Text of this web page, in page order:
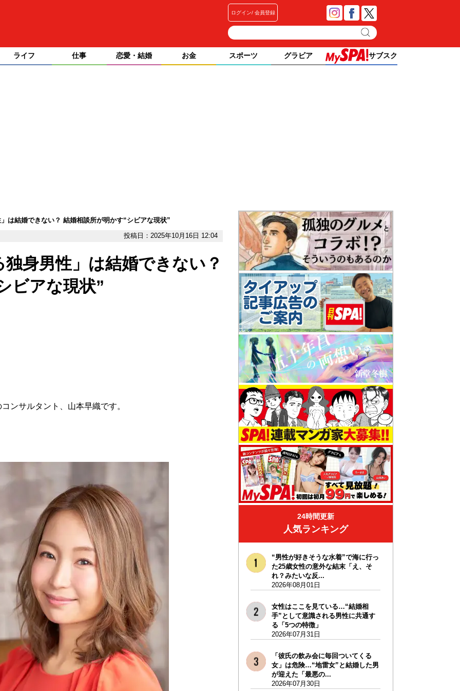
ログイン 会員登録
ライフ 仕事 恋愛・結婚 お金 スポーツ グラビア サブスク
は結婚できない？ 結婚相談所が明かす“シビアな現状”
投稿日：2025年10月16日 12:04
身男性」は結婚できない？
ビアな現状”
サルタント、山本早織です。
24時間更新
人気ランキング
“男性が好きそうな水着”で海に行っ
た25歳女性の意外な結末「え、そ
れ？みたいな反...
2026年08月01日
女性はここを見ている…“結婚相
手”として意識される男性に共通す
る「5つの特徴」
2026年07月31日
「彼氏の飲み会に毎回ついてくる
女」は危険…“地雷女”と結婚した男
が迎えた「最悪の...
2026年07月30日